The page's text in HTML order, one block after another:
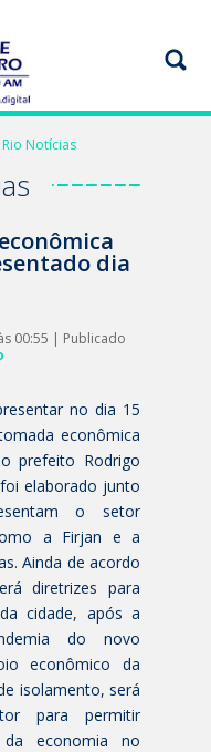
Notícias
dia
00:55 | Publicado
no dia 15
econômica
prefeito Rodrigo
elaborado junto
o setor
a Firjan e a
Ainda de acordo
diretrizes para
cidade, após a
do novo
econômico da
isolamento, será
para permitir
economia no